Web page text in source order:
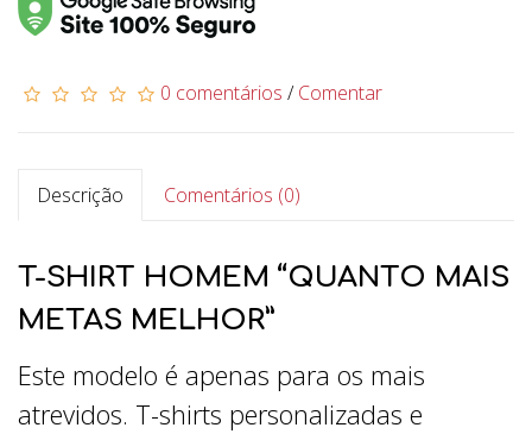
0 comentários /Comentar
Descrição Comentários (0)
T-SHIRT HOMEM “QUANTO MAIS
METAS MELHOR”
Este modelo é apenas para os mais
atrevidos. T-shirts personalizadas e